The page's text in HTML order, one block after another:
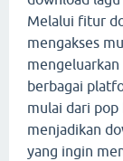
Melalui fitur
mengakses
berbagai
mulai dari pop
menjadikan
yang ingin